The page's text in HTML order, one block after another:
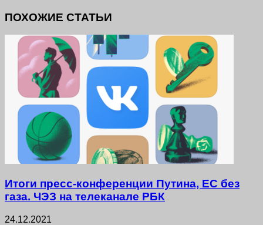
ПОХОЖИЕ СТАТЬИ
Итоги пресс-конференции Путина, ЕС без
газа. ЧЭЗ на телеканале РБК
24.12.2021